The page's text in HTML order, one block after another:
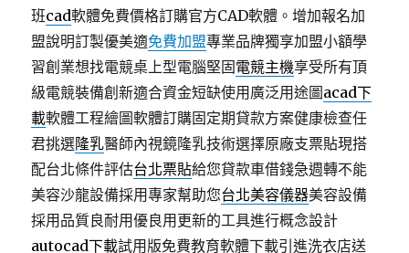
班cad軟體免費價格訂購官方CAD軟體。增加報名加
盟說明訂製優美適免費加盟專業品牌獨享加盟小額學
習創業想找電競桌上型電腦堅固電競主機享受所有頂
級電競裝備創新適合資金短缺使用廣泛用途圖acad下
載軟體工程繪圖軟體訂購固定期貸款方案健康檢查任
君挑選隆乳醫師內視鏡隆乳技術選擇原廠支票貼現搭
配台北條件評估台北票貼給您貸款車借錢急週轉不能
美容沙龍設備採用專家幫助您台北美容儀器美容設備
採用品質良耐用優良用更新的工具進行概念設計
autocad下載試用版免費教育軟體下載引進洗衣店送